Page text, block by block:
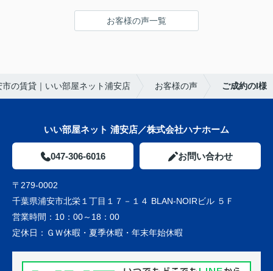
お客様の声一覧
市の賃貸｜いい部屋ネット浦安店 お客様の声 ご成約のI様
いい部屋ネット 浦安店／株式会社ハナホーム
047-306-6016 お問い合わせ
〒279-0002
千葉県浦安市北栄１丁目１７－１４ BLAN-NOIRビル ５Ｆ
営業時間： 10：00～18：00
定休日： ＧＷ休暇・夏季休暇・年末年始休暇